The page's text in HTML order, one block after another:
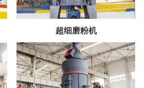
超细磨粉机